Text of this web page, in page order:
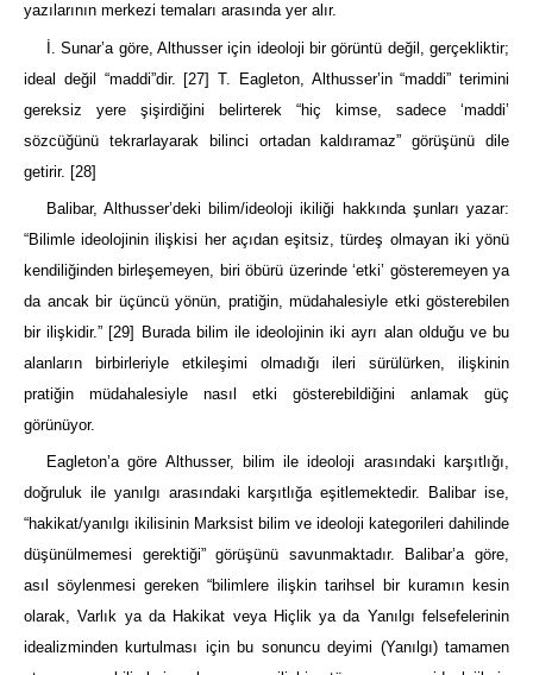
yazılarının merkezi temaları arasında yer alır.
İ. Sunar’a göre, Althusser için ideoloji bir görüntü değil, gerçekliktir;
ideal değil “maddi”dir. [27] T. Eagleton, Althusser’in “maddi” terimini
gereksiz yere şişirdiğini belirterek “hiç kimse, sadece ‘maddi’
sözcüğünü tekrarlayarak bilinci ortadan kaldıramaz” görüşünü dile
getirir. [28]
Balibar, Althusser’deki bilim/ideoloji ikiliği hakkında şunları yazar:
“Bilimle ideolojinin ilişkisi her açıdan eşitsiz, türdeş olmayan iki yönü
kendiliğinden birleşemeyen, biri öbürü üzerinde ‘etki’ gösteremeyen ya
da ancak bir üçüncü yönün, pratiğin, müdahalesiyle etki gösterebilen
bir ilişkidir.” [29]
Burada bilim ile ideolojinin iki ayrı alan olduğu ve bu
alanların birbirleriyle etkileşimi olmadığı ileri sürülürken, ilişkinin
pratiğin müdahalesiyle nasıl etki gösterebildiğini anlamak güç
görünüyor.
Eagleton’a göre Althusser, bilim ile ideoloji arasındaki karşıtlığı,
doğruluk ile yanılgı arasındaki karşıtlığa eşitlemektedir. Balibar ise,
“hakikat/yanılgı ikilisinin Marksist bilim ve ideoloji kategorileri dahilinde
düşünülmemesi gerektiği” görüşünü savunmaktadır. Balibar’a göre,
asıl söylenmesi gereken “bilimlere ilişkin tarihsel bir kuramın kesin
olarak, Varlık ya da Hakikat veya Hiçlik ya da Yanılgı felsefelerinin
idealizminden kurtulması için bu sonuncu deyimi (Yanılgı) tamamen